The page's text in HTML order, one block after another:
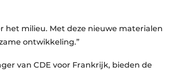
het milieu. Met deze nieuwe materialen
ontwikkeling.”
van CDE voor Frankrijk, bieden de